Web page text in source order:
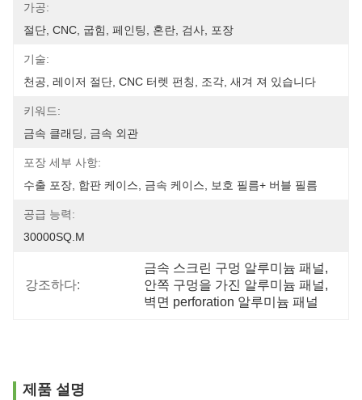
가공:
절단, CNC, 굽힘, 페인팅, 혼란, 검사, 포장
기술:
천공, 레이저 절단, CNC 터렛 펀칭, 조각, 새겨 져 있습니다
키워드:
금속 클래딩, 금속 외관
포장 세부 사항:
수출 포장, 합판 케이스, 금속 케이스, 보호 필름+ 버블 필름
공급 능력:
30000SQ.M
강조하다:
금속 스크린 구멍 알루미늄 패널,
안쪽 구멍을 가진 알루미늄 패널,
벽면 perforation 알루미늄 패널
제품 설명